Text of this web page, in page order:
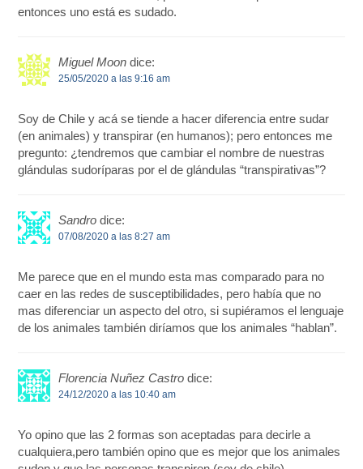
entonces uno está es sudado.
Miguel Moon dice:
25/05/2020 a las 9:16 am
Soy de Chile y acá se tiende a hacer diferencia entre sudar
(en animales) y transpirar (en humanos); pero entonces me
pregunto: ¿tendremos que cambiar el nombre de nuestras
glándulas sudoríparas por el de glándulas “transpirativas”?
Sandro dice:
07/08/2020 a las 8:27 am
Me parece que en el mundo esta mas comparado para no
caer en las redes de susceptibilidades, pero había que no
mas diferenciar un aspecto del otro, si supiéramos el lenguaje
de los animales también diríamos que los animales “hablan”.
Florencia Nuñez Castro dice:
24/12/2020 a las 10:40 am
Yo opino que las 2 formas son aceptadas para decirle a
cualquiera,pero también opino que es mejor que los animales